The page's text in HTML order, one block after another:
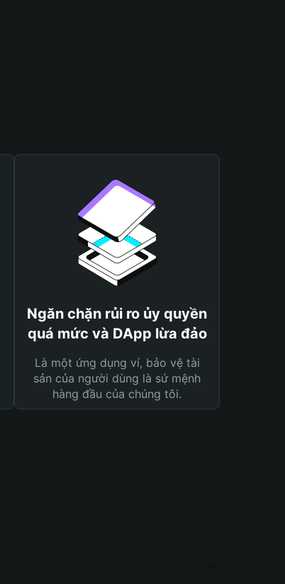
Ngăn chặn rủi ro ủy quyền
quá mức và DApp lừa đảo
Là một ứng dụng ví, bảo vệ tài
sản của người dùng là sứ mệnh
hàng đầu của chúng tôi.